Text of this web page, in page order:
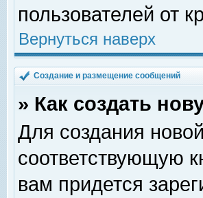
пользователей от
Вернуться наверх
Создание и размещение сообщений
» Как создать
Для создания
соответствующую
вам придется